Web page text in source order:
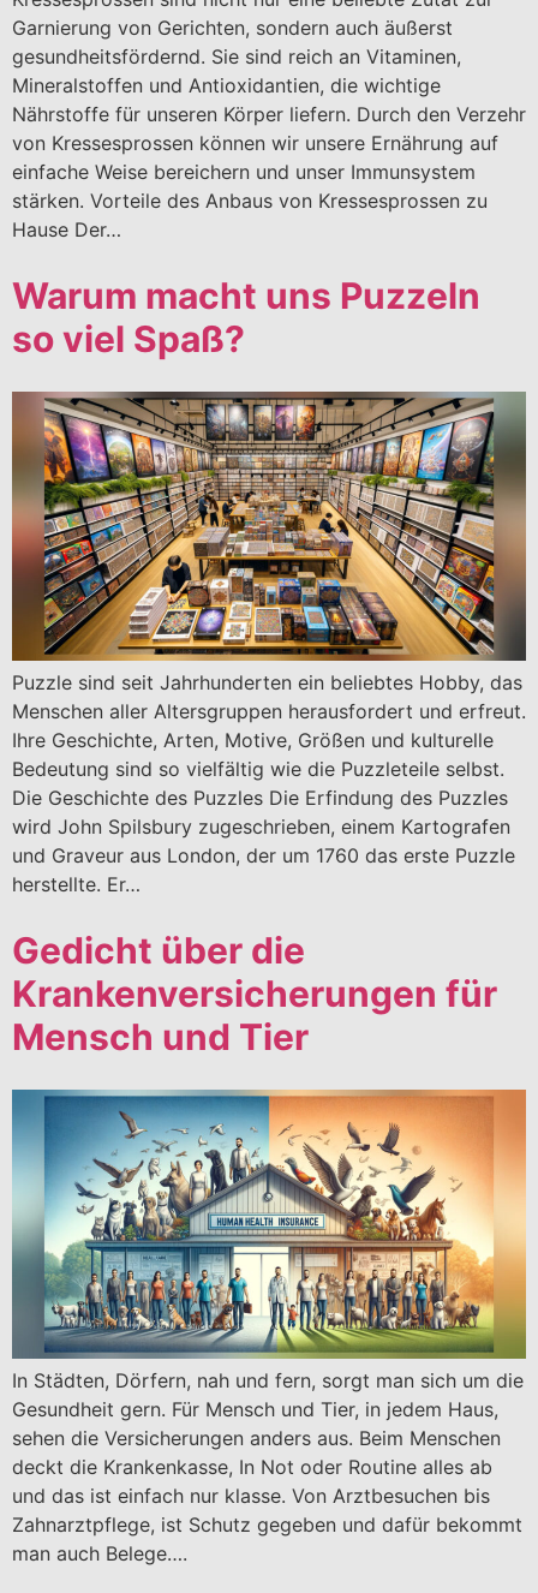
Garnierung von Gerichten, sondern auch äußerst
gesundheitsfördernd. Sie sind reich an Vitaminen,
Mineralstoffen und Antioxidantien, die wichtige
Nährstoffe für unseren Körper liefern. Durch den Verzehr
von Kressesprossen können wir unsere Ernährung auf
einfache Weise bereichern und unser Immunsystem
stärken. Vorteile des Anbaus von Kressesprossen zu
Hause Der…
Warum macht uns Puzzeln
so viel Spaß?
Puzzle sind seit Jahrhunderten ein beliebtes Hobby, das
Menschen aller Altersgruppen herausfordert und erfreut.
Ihre Geschichte, Arten, Motive, Größen und kulturelle
Bedeutung sind so vielfältig wie die Puzzleteile selbst.
Die Geschichte des Puzzles Die Erfindung des Puzzles
wird John Spilsbury zugeschrieben, einem Kartografen
und Graveur aus London, der um 1760 das erste Puzzle
herstellte. Er…
Gedicht über die
Krankenversicherungen für
Mensch und Tier
In Städten, Dörfern, nah und fern, sorgt man sich um die
Gesundheit gern. Für Mensch und Tier, in jedem Haus,
sehen die Versicherungen anders aus. Beim Menschen
deckt die Krankenkasse, In Not oder Routine alles ab
und das ist einfach nur klasse. Von Arztbesuchen bis
Zahnarztpflege, ist Schutz gegeben und dafür bekommt
man auch Belege….